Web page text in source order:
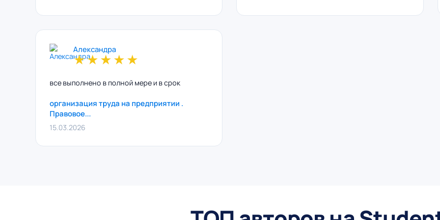
Александра
★★★★★
все выполнено в полной мере и в срок
организация труда на предприятии .
Правовое...
15.03.2026